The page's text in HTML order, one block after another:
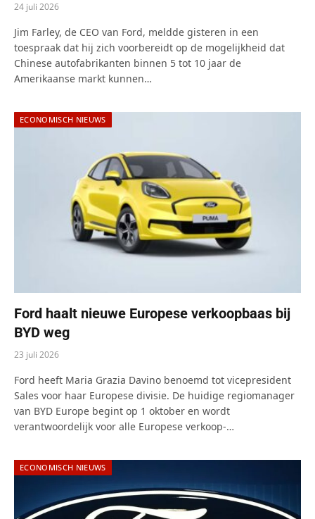
24 juli 2026
Jim Farley, de CEO van Ford, meldde gisteren in een
toespraak dat hij zich voorbereidt op de mogelijkheid dat
Chinese autofabrikanten binnen 5 tot 10 jaar de
Amerikaanse markt kunnen…
ECONOMISCH NIEUWS
Ford haalt nieuwe Europese verkoopbaas bij
BYD weg
23 juli 2026
Ford heeft Maria Grazia Davino benoemd tot vicepresident
Sales voor haar Europese divisie. De huidige regiomanager
van BYD Europe begint op 1 oktober en wordt
verantwoordelijk voor alle Europese verkoop-…
ECONOMISCH NIEUWS